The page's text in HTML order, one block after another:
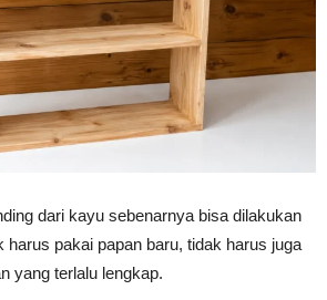
dari kayu sebenarnya bisa dilakukan
harus pakai papan baru, tidak harus juga
yang terlalu lengkap.